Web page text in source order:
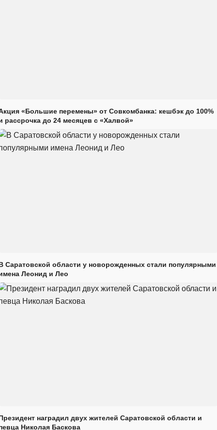
«Большие перемены» от Совкомбанка: кешбэк до 100%
рассрочка до 24 месяцев с «Халвой»
Саратовской области у новорожденных стали популярными
Леонид и Лео
наградил двух жителей Саратовской области и
Николая Баскова